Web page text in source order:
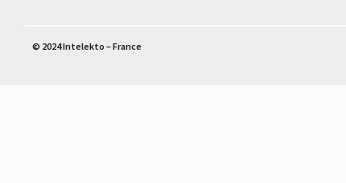
© 2024 Intelekto – France